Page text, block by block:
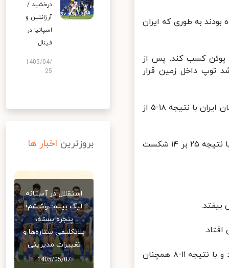
به طوری که ایران
پوئن کسب کند. پس از
توپ داخل زمین قرار
ملی پوشان ایران در ست اول بسیار درخشان عمل کردند به طوری که بلندقامتان ایران با نتیجه ۱۸-۵ از
والیبالیست های ایران در این ست بسیار عالی بودند و توانستند اسلوونی را با نتیجه ۲۵ بر ۱۴ شکست
در ادامه کار، تیم ملی والیبال اسلوونی بهتر از تیم ملی والیبال ایران کار کرد و با نتیجه ۱۱-۸ همچنان
درخشید /
آرژانتین و
اسپانیا در
فینال
1405/04/
25
بروزترین اخبار ها
استقلال در آستانه
لیگ بیست‌وششم؛
پنجره بسته،
بلاتکلیفی ستاره‌ها و
تغییرات مدیریتی
1405/05/07